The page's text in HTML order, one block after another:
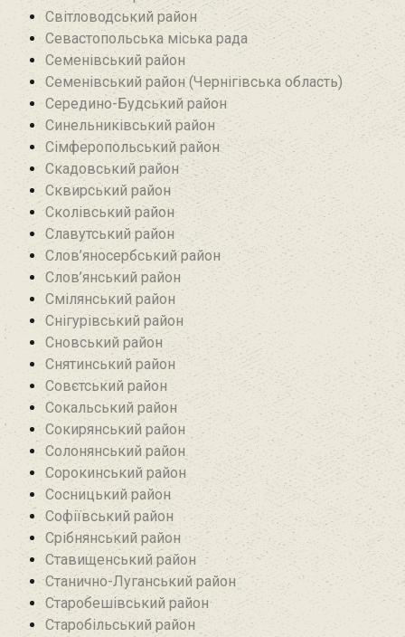
Світловодський район
Севастопольська міська рада
Семенівський район
Семенівський район (Чернігівська область)
Середино-Будський район
Синельниківський район
Сімферопольський район
Скадовський район
Сквирський район
Сколівський район
Славутський район
Слов’яносербський район
Слов’янський район
Смілянський район
Снігурівський район‎
Сновський район
Снятинський район
Совєтський район
Сокальський район
Сокирянський район
Солонянський район
Сорокинський район
Сосницький район
Софіївський район
Срібнянський район‎
Ставищенський район
Станично-Луганський район‎
Старобешівський район‎
Старобільський район